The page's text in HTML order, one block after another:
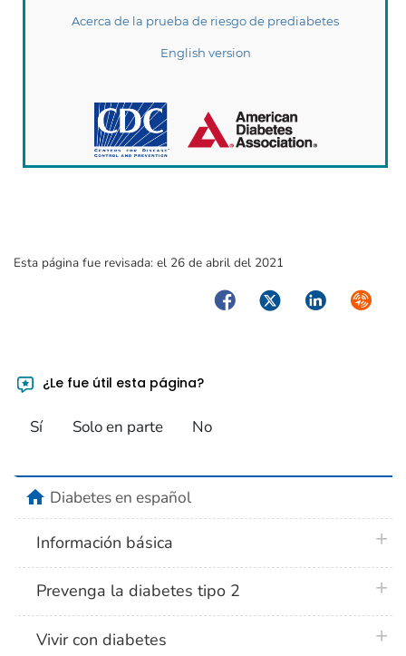
Esta página fue revisada: el 26 de abril del 2021
FacebookTwitterLinkedIn
¿Le fue útil esta página?
Sí Solo en parte No
homeDiabetes en español
Información básica
Prevenga la diabetes tipo 2
Vivir con diabetes